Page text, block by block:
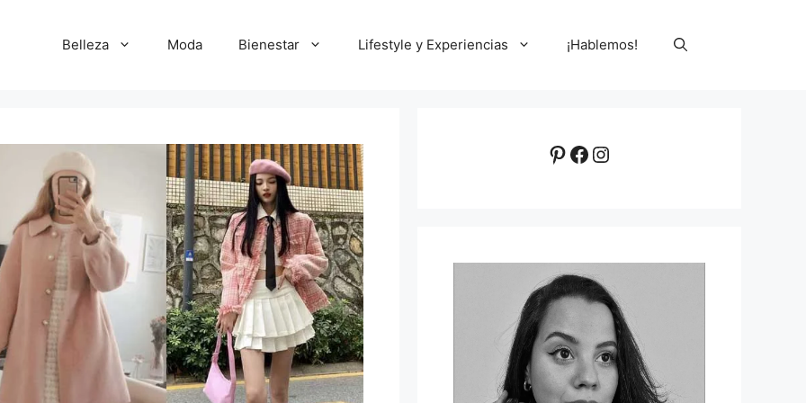
Belleza Moda Bienestar Lifestyle y Experiencias ¡Hablemos!
Pinterest
Facebook
Instagram